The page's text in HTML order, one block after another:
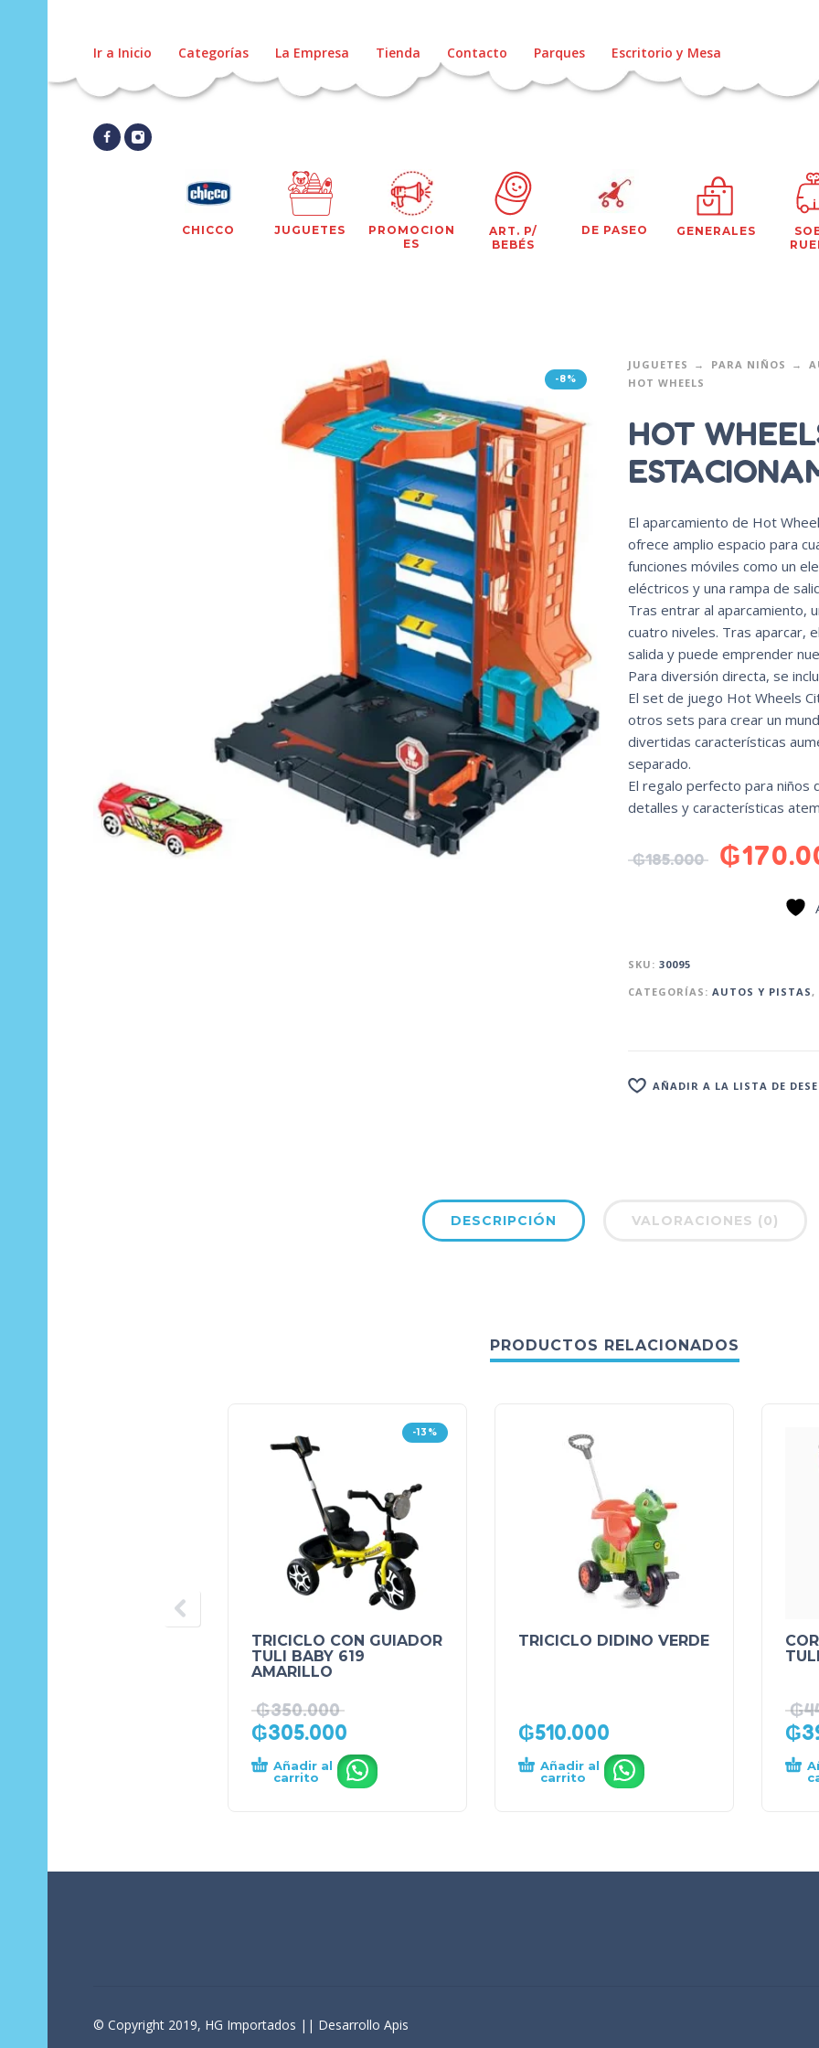
Ir a Inicio Categorías La Empresa Tienda Contacto Parques Escritorio y Mesa
CHICCO JUGUETES
PROMOCION
ES
ART. P/
BEBÉS
DE PASEO GENERALES
-8%
JUGUETES PARA NIÑOS
HOT WHEELS
HOT
El aparcamiento de Hot
ofrece amplio espacio para
funciones móviles como un
eléctricos y una rampa de
Tras entrar al aparcamiento,
cuatro niveles. Tras aparcar,
salida y puede emprender
Para diversión directa, se
El set de juego Hot Wheels
otros sets para crear un
divertidas características
separado.
El regalo perfecto para niños
detalles y características
₲185.000 ₲
SKU: 30095
CATEGORÍAS: AUTOS Y PISTAS,
AÑADIR A LA LISTA DE
DESCRIPCIÓN VALORACIONES (0)
PRODUCTOS RELACIONADOS
-13%
TRICICLO CON GUIADOR
TULI BABY 619
AMARILLO
₲350.000
₲305.000
Añadir al
carrito
.
TRICICLO DIDINO VERDE
₲510.000
Añadir al
carrito
.
₲
₲
© Copyright 2019, HG Importados || Desarrollo Apis